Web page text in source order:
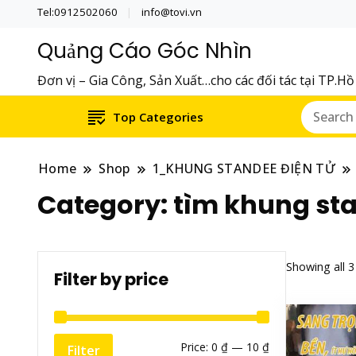
Tel:0912502060 info@tovi.vn
Quảng Cáo Góc Nhìn
Đơn vị – Gia Công, Sản Xuất…cho các đối tác tại
Top Categories
Home Shop 1_KHUNG STANDEE ĐIỆN TỬ
Category: tìm khung
Showing all
Filter by price
Min
Max
Filter Price: 0 ₫— 10 ₫